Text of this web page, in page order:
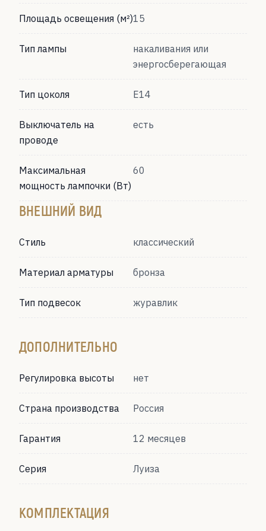
Площадь освещения (м²)15
Тип лампы
накаливания или
энергосберегающая
Тип цоколя Е14
Выключатель на
проводе
есть
Максимальная
мощность лампочки (Вт)
60
ВНЕШНИЙ ВИД
Стиль классический
Материал арматуры бронза
Тип подвесок журавлик
ДОПОЛНИТЕЛЬНО
Регулировка высоты нет
Страна производства Россия
Гарантия 12 месяцев
Серия Луиза
КОМПЛЕКТАЦИЯ